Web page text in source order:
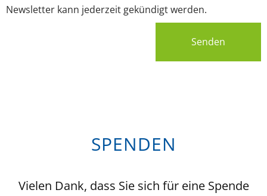
Newsletter kann jederzeit gekündigt werden.
Senden
SPENDEN
Vielen Dank, dass Sie sich für eine Spende